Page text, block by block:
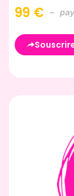
99 € –